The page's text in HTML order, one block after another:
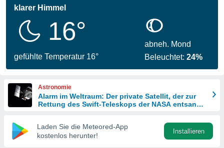
wurde
dass
sind.
diese
klarer Himmel
16°
gefühlte Temperatur 16°
abneh. Mond
Beleuchtet:24%
Astronomie
Alarm im Weltraum: Der private Satellit, der zur
Rettung des Swift-Teleskops der NASA entsandt
Laden Sie die Meteored-App
kostenlos herunter!
Installieren